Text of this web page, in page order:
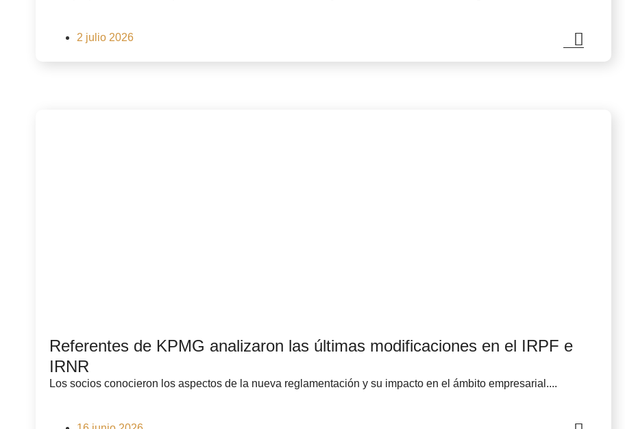
2 julio 2026
Referentes de KPMG analizaron las últimas modificaciones en el IRPF e
IRNR
Los socios conocieron los aspectos de la nueva reglamentación y su impacto en el ámbito empresarial....